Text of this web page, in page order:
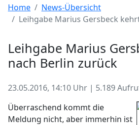
Home
News-Übersicht
Leihgabe Marius Gersbeck
Leihgabe Marius
nach Berlin zurück
23.05.2016, 14:10 Uhr | 5.189
Überraschend kommt die
Meldung nicht, aber immerhin ist